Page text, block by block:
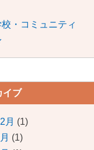
・コミュニティ
イブ
月 (1)
(1)